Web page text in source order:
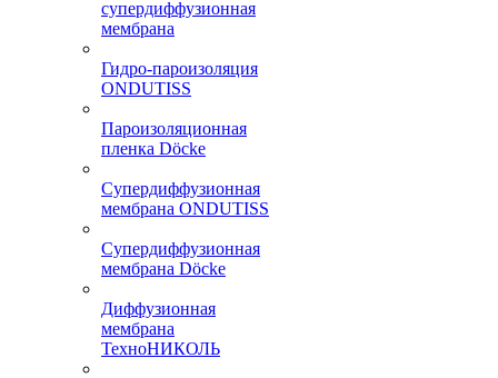
супердиффузионная
мембрана
Гидро-пароизоляция
ONDUTISS
Пароизоляционная
пленка Döcke
Супердиффузионная
мембрана ONDUTISS
Супердиффузионная
мембрана Döcke
Диффузионная
мембрана
ТехноНИКОЛЬ